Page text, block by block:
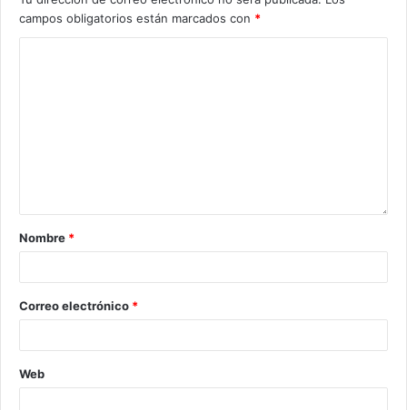
campos obligatorios están marcados con *
Nombre *
Correo electrónico *
Web